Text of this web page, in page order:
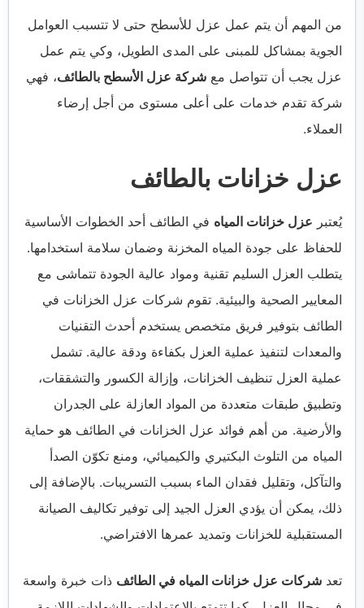
من المهم أن يتم عمل عزل للأسطح حتى لا تتسبب العوامل
الجوية بمشاكل للمبنى على المدى الطويل، وكي يتم عمل
عزل يجب أن تتواصل مع شركة عزل الأسطح بالطائف، فهي
شركة تقدم خدمات على أعلى مستوى من أجل إرضاء
العملاء.
عزل خزانات بالطائف
يُعتبر عزل خزانات المياه في الطائف أحد الخطوات الأساسية
للحفاظ على جودة المياه المخزنة وضمان سلامة استخدامها.
يتطلب العزل السليم تقنية ومواد عالية الجودة تتماشى مع
المعايير الصحية والبيئية. تقوم شركات عزل الخزانات في
الطائف بتوفير فريق متخصص يستخدم أحدث التقنيات
والمعدات لتنفيذ عملية العزل بكفاءة ودقة عالية. تشمل
عملية العزل تنظيف الخزانات، وإزالة الكسور والتشققات،
وتطبيق طبقات متعددة من المواد العازلة على الجدران
والأرضية. من أهم فوائد عزل الخزانات في الطائف هو حماية
المياه من التلوث البكتيري والكيميائي، ومنع تكوّن الصدأ
والتآكل، وتقليل فقدان الماء بسبب التسريبات. بالإضافة إلى
ذلك، يمكن أن يؤدي العزل الجيد إلى توفير تكاليف الصيانة
المستقبلية للخزانات وتمديد عمرها الافتراضي.
تعد شركات عزل خزانات المياه في الطائف ذات خبرة واسعة